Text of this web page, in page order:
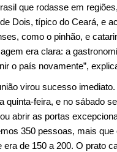
que rodasse em
Dois, típico do Ceará, e
como o pinhão, e
era clara: a
o país novamente”,
virou sucesso
quinta-feira, e no sábado
abrir as portas
350 pessoas, mais que
era de 150 a 200. O prato